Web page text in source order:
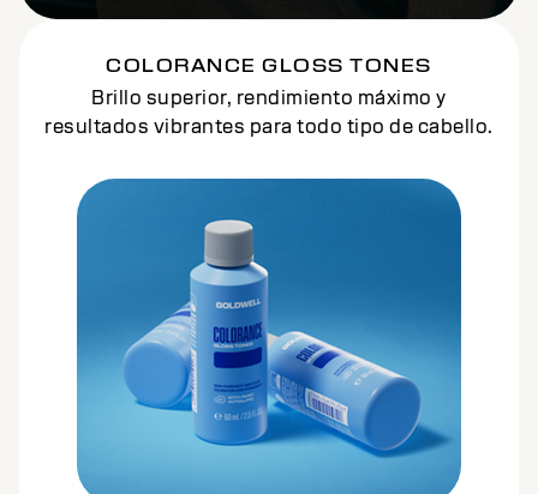
COLORANCE GLOSS TONES
Brillo superior, rendimiento máximo y
resultados vibrantes para todo tipo de cabello.